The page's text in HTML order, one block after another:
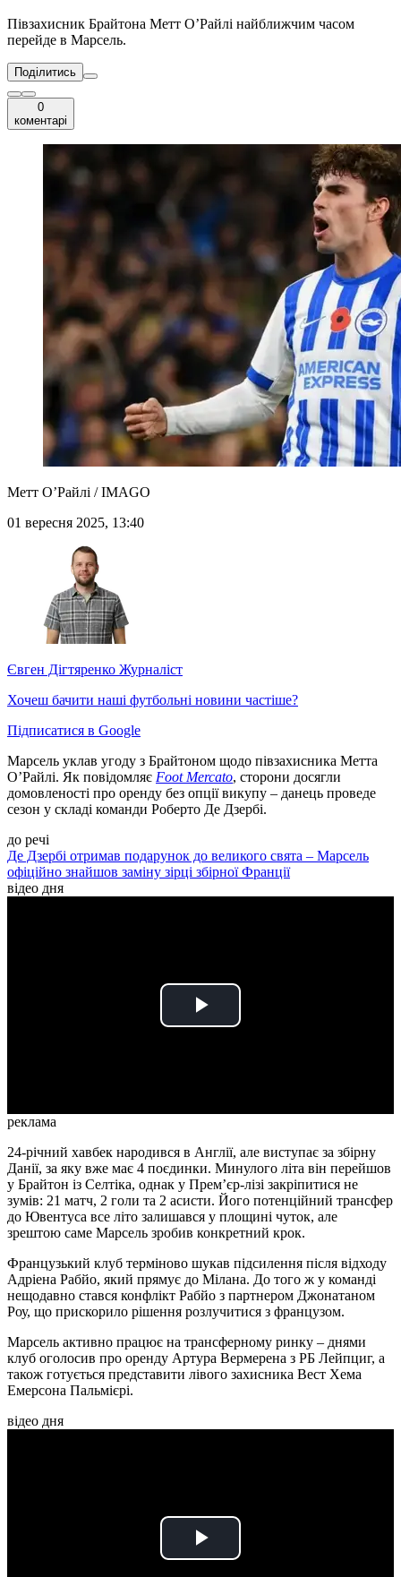
Півзахисник Брайтона Метт О’Райлі найближчим часом
перейде в Марсель.
Поділитись
0
коментарі
Метт О’Райлі / IMAGO
01 вересня 2025, 13:40
Євген Дігтяренко Журналіст
Хочеш бачити наші футбольні новини частіше?
Підписатися в Google
Марсель уклав угоду з Брайтоном щодо півзахисника Метта
О’Райлі. Як повідомляє Foot Mercato, сторони досягли
домовленості про оренду без опції викупу – данець проведе
сезон у складі команди Роберто Де Дзербі.
до речі
Де Дзербі отримав подарунок до великого свята – Марсель
офіційно знайшов заміну зірці збірної Франції
відео дня
Play
реклама
24-річний хавбек народився в Англії, але виступає за збірну
Данії, за яку вже має 4 поєдинки. Минулого літа він перейшов
у Брайтон із Селтіка, однак у Прем’єр-лізі закріпитися не
зумів: 21 матч, 2 голи та 2 асисти. Його потенційний трансфер
до Ювентуса все літо залишався у площині чуток, але
зрештою саме Марсель зробив конкретний крок.
Французький клуб терміново шукав підсилення після відходу
Адріена Рабйо, який прямує до Мілана. До того ж у команді
нещодавно стався конфлікт Рабйо з партнером Джонатаном
Роу, що прискорило рішення розлучитися з французом.
Марсель активно працює на трансферному ринку – днями
клуб оголосив про оренду Артура Вермерена з РБ Лейпциг, а
також готується представити лівого захисника Вест Хема
Емерсона Пальмієрі.
відео дня
Play